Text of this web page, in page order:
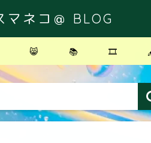
マネコ＠ BLOG
😸 📚 🎞